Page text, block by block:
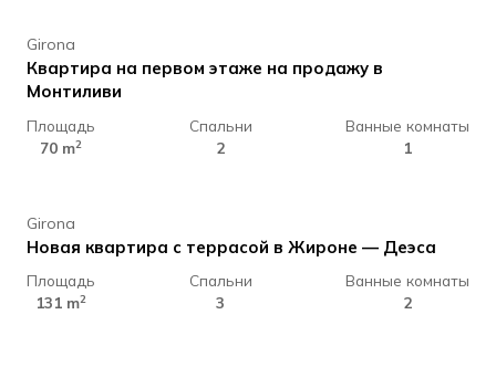
Girona
Квартира на первом этаже на продажу в
Монтиливи
Площадь
70 m2
Спальни
2
Ванные комнаты
1
495.000 €
Girona
Новая квартира с террасой в Жироне — Деэса
Площадь
131 m2
Спальни
3
Ванные комнаты
2
500.000 €